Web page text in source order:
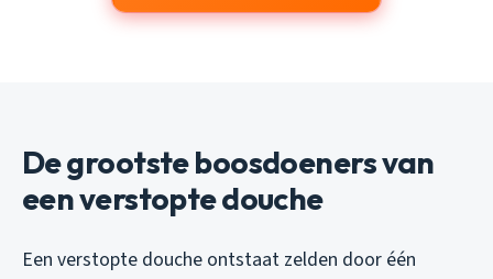
De grootste boosdoeners van
een verstopte douche
Een verstopte douche ontstaat zelden door één